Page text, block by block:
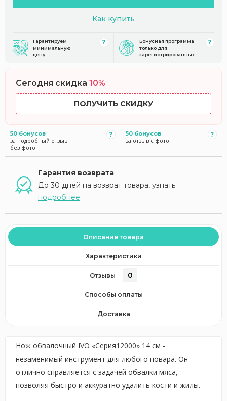
Как купить
Гарантируем
минимальную
цену
Бонусная программа
только для
зарегистрированных
Сегодня скидка 10%
ПОЛУЧИТЬ СКИДКУ
50 бонусов
за подробный отзыв
без фото
50 бонусов
за отзыв с фото
Гарантия возврата
До 30 дней на возврат товара, узнать
подробнее
Описание товара
Характеристики
Отзывы 0
Способы оплаты
Доставка
Нож обвалочный IVO «Серия12000» 14 см -
незаменимый инструмент для любого повара. Он
отлично справляется с задачей обвалки мяса,
позволяя быстро и аккуратно удалить кости и жилы.